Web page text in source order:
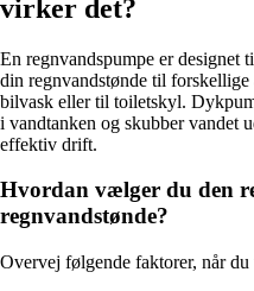
virker det?
En regnvandspumpe er designet
din regnvandstønde til forskellige
bilvask eller til toiletskyl.
i vandtanken og skubber vandet
effektiv drift.
Hvordan vælger du den
regnvandstønde?
Overvej følgende faktorer, når